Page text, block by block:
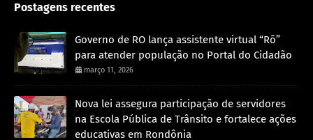
Postagens recentes
Governo de RO lança assistente virtual “Rô”
para atender população no Portal do Cidadão
março 11, 2026
Nova lei assegura participação de servidores
na Escola Pública de Trânsito e fortalece ações
educativas em Rondônia